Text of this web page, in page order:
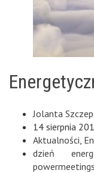
Jolanta
14 sierpnia
Aktualności
dzień
powermeetings